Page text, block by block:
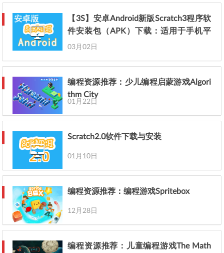
【3S】安卓Android新版Scratch3程序软
件安装包（APK）下载：适用于手机平
板（更新时间20240108）
03月02日
编程资源推荐：少儿编程启蒙游戏Algori
thm City
01月22日
Scratch2.0软件下载与安装
01月10日
编程资源推荐：编程游戏Spritebox
12月28日
编程资源推荐：儿童编程游戏The Math